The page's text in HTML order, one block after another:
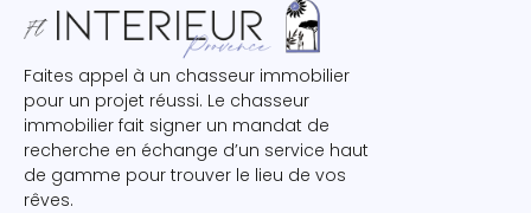
Faites appel à un chasseur immobilier
pour un projet réussi. Le chasseur
immobilier fait signer un mandat de
recherche en échange d’un service haut
de gamme pour trouver le lieu de vos
rêves.